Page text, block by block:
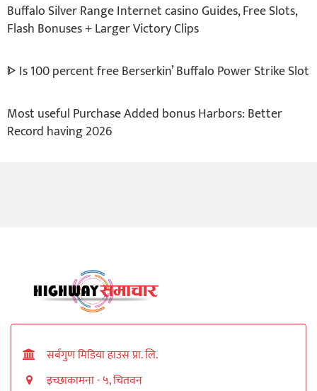
Buffalo Silver Range Internet casino Guides, Free Slots,
Flash Bonuses + Larger Victory Clips
ᐈ Is 100 percent free Berserkin’ Buffalo Power Strike Slot
Most useful Purchase Added bonus Harbors: Better
Record having 2026
सर्बगुण मिडिया हाउस प्रा. लि.
इच्छाकामना - ५, चितवन